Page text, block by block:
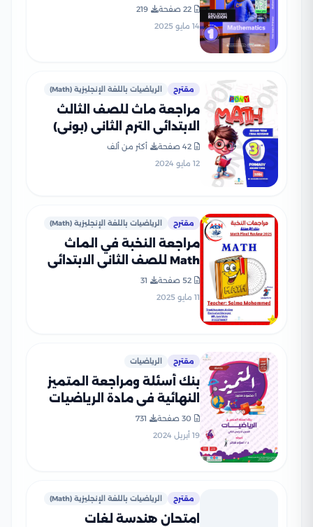
بالاجابات
22 صفحة
219
14 مايو 2025
مقترح الرياضيات باللغة الإنجليزية (Math)
مراجعة ماث للصف الثالث
الابتدائي الترم الثاني (بوني)
PDF بالاجابات
42 صفحة
أكثر من ألف
12 مايو 2024
مقترح الرياضيات باللغة الإنجليزية (Math)
مراجعة النخبة في الماث
Math للصف الثاني الابتدائي
الترم الثاني PDF بالاجابات
52 صفحة
31
11 مايو 2025
مقترح الرياضيات
بنك أسئلة ومراجعة المتميز
النهائية في مادة الرياضيات
للصف الرابع الابتدائي ترم ثاني
مع الإجابات النموذجية
30 صفحة
731
19 أبريل 2024
مقترح الرياضيات باللغة الإنجليزية (Math)
امتحان هندسة لغات